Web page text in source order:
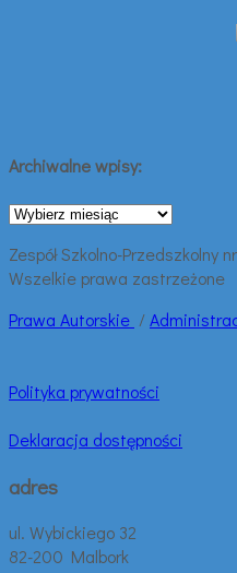
Archiwalne wpisy:
Archiwalne
Zespół Szkolno-Przedszkolny
Wszelkie prawa zastrzeżone
Prawa Autorskie /
Polityka prywatności
Deklaracja dostępności
adres
ul. Wybickiego 32
82-200 Malbork